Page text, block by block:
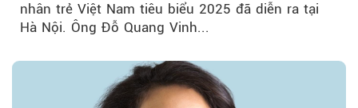
nhân trẻ Việt Nam tiêu biểu 2025 đã diễn ra tại
Hà Nội. Ông Đỗ Quang Vinh...